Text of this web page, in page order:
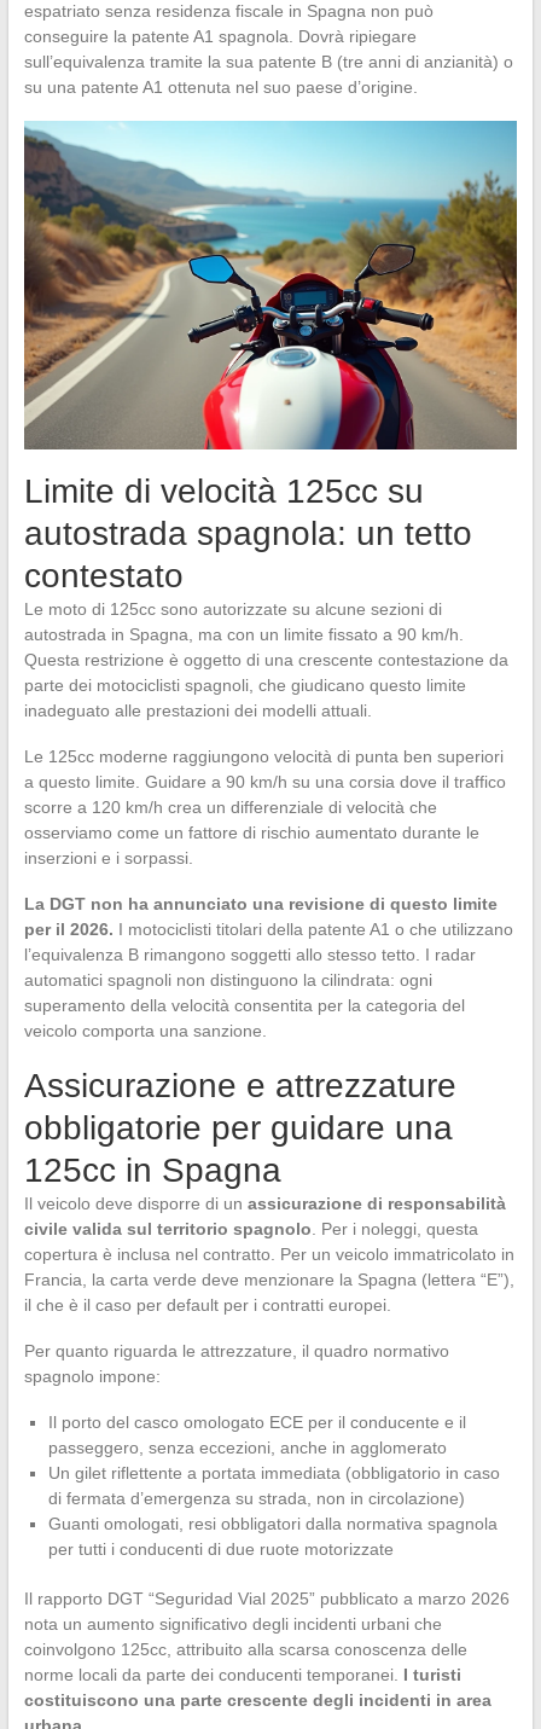
espatriato senza residenza fiscale in Spagna non può
conseguire la patente A1 spagnola. Dovrà ripiegare
sull’equivalenza tramite la sua patente B (tre anni di anzianità) o
su una patente A1 ottenuta nel suo paese d’origine.
Limite di velocità 125cc su
autostrada spagnola: un tetto
contestato
Le moto di 125cc sono autorizzate su alcune sezioni di
autostrada in Spagna, ma con un limite fissato a 90 km/h.
Questa restrizione è oggetto di una crescente contestazione da
parte dei motociclisti spagnoli, che giudicano questo limite
inadeguato alle prestazioni dei modelli attuali.
Le 125cc moderne raggiungono velocità di punta ben superiori
a questo limite. Guidare a 90 km/h su una corsia dove il traffico
scorre a 120 km/h crea un differenziale di velocità che
osserviamo come un fattore di rischio aumentato durante le
inserzioni e i sorpassi.
La DGT non ha annunciato una revisione di questo limite
per il 2026. I motociclisti titolari della patente A1 o che utilizzano
l’equivalenza B rimangono soggetti allo stesso tetto. I radar
automatici spagnoli non distinguono la cilindrata: ogni
superamento della velocità consentita per la categoria del
veicolo comporta una sanzione.
Assicurazione e attrezzature
obbligatorie per guidare una
125cc in Spagna
Il veicolo deve disporre di un assicurazione di responsabilità
civile valida sul territorio spagnolo. Per i noleggi, questa
copertura è inclusa nel contratto. Per un veicolo immatricolato in
Francia, la carta verde deve menzionare la Spagna (lettera “E”),
il che è il caso per default per i contratti europei.
Per quanto riguarda le attrezzature, il quadro normativo
spagnolo impone:
Il porto del casco omologato ECE per il conducente e il
passeggero, senza eccezioni, anche in agglomerato
Un gilet riflettente a portata immediata (obbligatorio in caso
di fermata d’emergenza su strada, non in circolazione)
Guanti omologati, resi obbligatori dalla normativa spagnola
per tutti i conducenti di due ruote motorizzate
Il rapporto DGT “Seguridad Vial 2025” pubblicato a marzo 2026
nota un aumento significativo degli incidenti urbani che
coinvolgono 125cc, attribuito alla scarsa conoscenza delle
norme locali da parte dei conducenti temporanei. I turisti
costituiscono una parte crescente degli incidenti in area